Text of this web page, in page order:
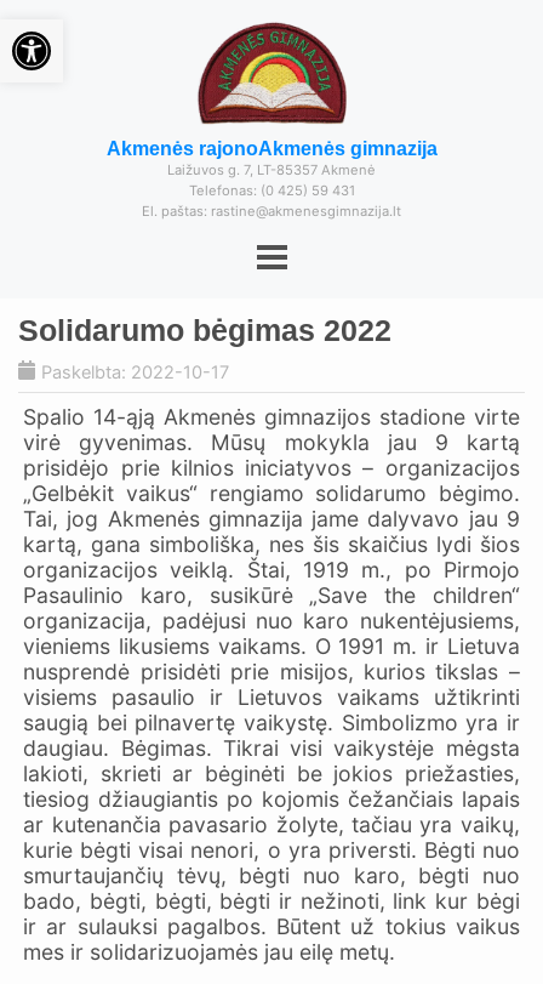
Akmenės rajonoAkmenės gimnazija
Laižuvos g. 7, LT-85357 Akmenė
Telefonas: (0 425) 59 431
El. paštas: rastine@akmenesgimnazija.lt
Solidarumo bėgimas 2022
Paskelbta: 2022-10-17
Spalio 14-ąją Akmenės gimnazijos stadione virte
virė gyvenimas. Mūsų mokykla jau 9 kartą
prisidėjo prie kilnios iniciatyvos – organizacijos
„Gelbėkit vaikus“ rengiamo solidarumo bėgimo.
Tai, jog Akmenės gimnazija jame dalyvavo jau 9
kartą, gana simboliška, nes šis skaičius lydi šios
organizacijos veiklą. Štai, 1919 m., po Pirmojo
Pasaulinio karo, susikūrė „Save the children“
organizacija, padėjusi nuo karo nukentėjusiems,
vieniems likusiems vaikams. O 1991 m. ir Lietuva
nusprendė prisidėti prie misijos, kurios tikslas –
visiems pasaulio ir Lietuvos vaikams užtikrinti
saugią bei pilnavertę vaikystę. Simbolizmo yra ir
daugiau. Bėgimas. Tikrai visi vaikystėje mėgsta
lakioti, skrieti ar bėginėti be jokios priežasties,
tiesiog džiaugiantis po kojomis čežančiais lapais
ar kutenančia pavasario žolyte, tačiau yra vaikų,
kurie bėgti visai nenori, o yra priversti. Bėgti nuo
smurtaujančių tėvų, bėgti nuo karo, bėgti nuo
bado, bėgti, bėgti, bėgti ir nežinoti, link kur bėgi
ir ar sulauksi pagalbos. Būtent už tokius vaikus
mes ir solidarizuojamės jau eilę metų.
Open toolbar